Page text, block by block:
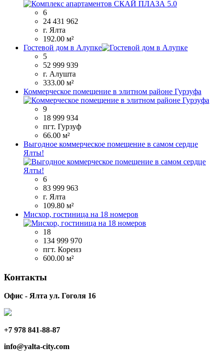
6
24 431 962
г. Ялта
192.00 м²
Гостевой дом в Алупке
5
52 999 939
г. Алушта
333.00 м²
Коммерческое помещение в элитном районе Гурзуфа
9
18 999 934
пгт. Гурзуф
66.00 м²
Выгодное коммерческое помещение в самом сердце
Ялты!
6
83 999 963
г. Ялта
109.80 м²
Мисхор, гостиница на 18 номеров
18
134 999 970
пгт. Кореиз
600.00 м²
Контакты
Офис - Ялта ул. Гоголя 16
+7 978 841-88-87
info@yalta-city.com